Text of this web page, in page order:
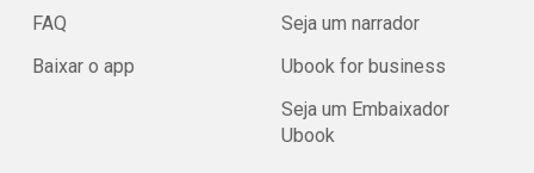
FAQ
Baixar o app
Seja um narrador
Ubook for business
Seja um Embaixador
Ubook